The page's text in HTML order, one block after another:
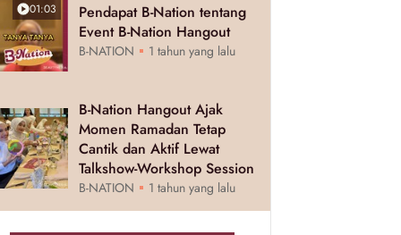
01:03
Pendapat B-Nation tentang
Event B-Nation Hangout
B-NATION 1 tahun yang lalu
B-Nation Hangout Ajak
Momen Ramadan Tetap
Cantik dan Aktif Lewat
Talkshow-Workshop Session
B-NATION 1 tahun yang lalu